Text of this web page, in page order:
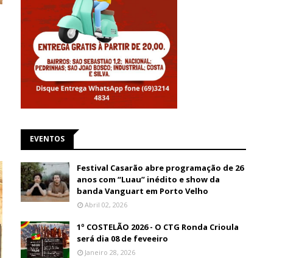
EVENTOS
Festival Casarão abre programação de 26
anos com “Luau” inédito e show da
banda Vanguart em Porto Velho
Abril 02, 2026
1º COSTELÃO 2026 - O CTG Ronda Crioula
será dia 08 de feveeiro
Janeiro 28, 2026